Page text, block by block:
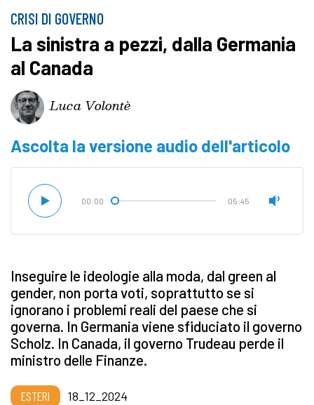
CRISI DI GOVERNO
La sinistra a pezzi, dalla Germania
al Canada
Luca Volontè
Ascolta la versione audio dell'articolo
00:00 05:45
Inseguire le ideologie alla moda, dal green al
gender, non porta voti, soprattutto se si
ignorano i problemi reali del paese che si
governa. In Germania viene sfiduciato il governo
Scholz. In Canada, il governo Trudeau perde il
ministro delle Finanze.
ESTERI 18_12_2024